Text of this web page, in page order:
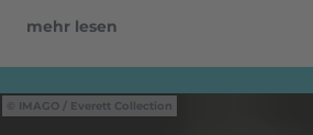
mehr lesen
IMAGO / Everett Collection